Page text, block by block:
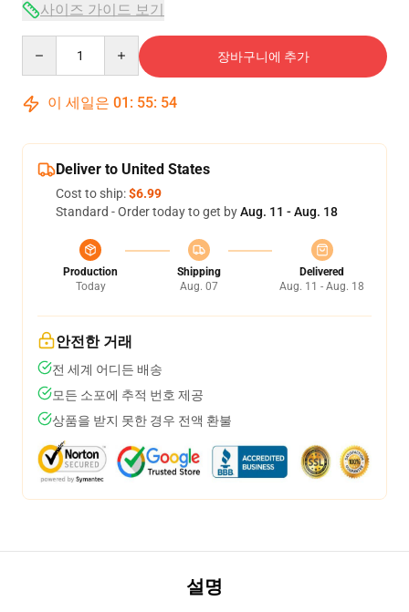
사이즈 가이드 보기
장바구니에 추가
이 세일은 01 : 55: 54
Deliver to United States
Cost to ship:$6.99
Standard - Order today to get byAug. 11 - Aug. 18
Production
Today
Shipping
Aug. 07
Delivered
Aug. 11 - Aug. 18
안전한 거래
전 세계 어디든 배송
모든 소포에 추적 번호 제공
상품을 받지 못한 경우 전액 환불
설명